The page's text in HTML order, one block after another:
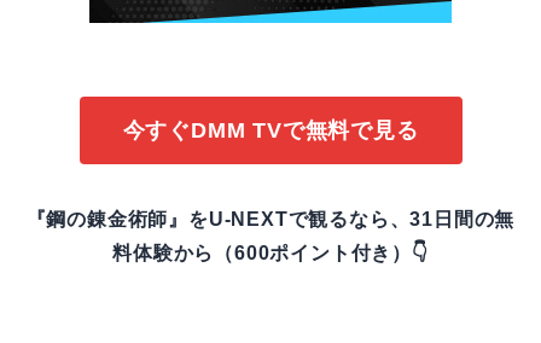
今すぐDMM TVで無料で見る
『鋼の錬金術師』をU-NEXTで観るなら、31日間の無
料体験から（600ポイント付き）👇